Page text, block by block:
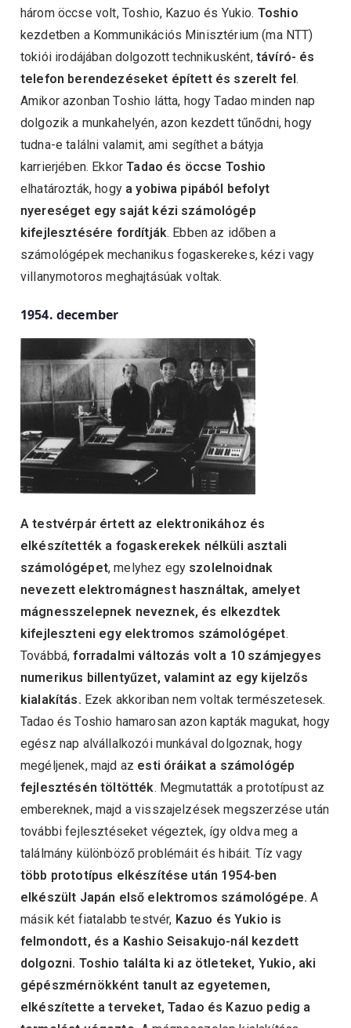
három öccse volt, Toshio, Kazuo és Yukio. Toshio
kezdetben a Kommunikációs Minisztérium (ma NTT)
tokiói irodájában dolgozott technikusként, távíró- és
telefon berendezéseket épített és szerelt fel.
Amikor azonban Toshio látta, hogy Tadao minden nap
dolgozik a munkahelyén, azon kezdett tűnődni, hogy
tudna-e találni valamit, ami segíthet a bátyja
karrierjében. EkkorTadao és öccse Toshio
elhatározták, hogy a yobiwa pipából befolyt
nyereséget egy saját kézi számológép
kifejlesztésére fordítják. Ebben az időben a
számológépek mechanikus fogaskerekes, kézi vagy
villanymotoros meghajtásúak voltak.
1954. december
A testvérpár értett az elektronikához és
elkészítették a fogaskerekek nélküli asztali
számológépet, melyhez egy szolelnoidnak
nevezett elektromágnest használtak, amelyet
mágnesszelepnek neveznek, és elkezdtek
kifejleszteni egy elektromos számológépet.
Továbbá,forradalmi változás volt a 10 számjegyes
numerikus billentyűzet, valamint az egy kijelzős
kialakítás. Ezek akkoriban nem voltak természetesek.
Tadao és Toshio hamarosan azon kapták magukat, hogy
egész nap alvállalkozói munkával dolgoznak, hogy
megéljenek, majd az esti óráikat a számológép
fejlesztésén töltötték. Megmutatták a prototípust az
embereknek, majd a visszajelzések megszerzése után
további fejlesztéseket végeztek, így oldva meg a
találmány különböző problémáit és hibáit. Tíz vagy
több prototípus elkészítése után 1954-ben
elkészült Japán első elektromos számológépe.A
másik két fiatalabb testvér, Kazuo és Yukio is
felmondott, és a Kashio Seisakujo-nál kezdett
dolgozni. Toshio találta ki az ötleteket, Yukio, aki
gépészmérnökként tanult az egyetemen,
elkészítette a terveket, Tadao és Kazuo pedig a